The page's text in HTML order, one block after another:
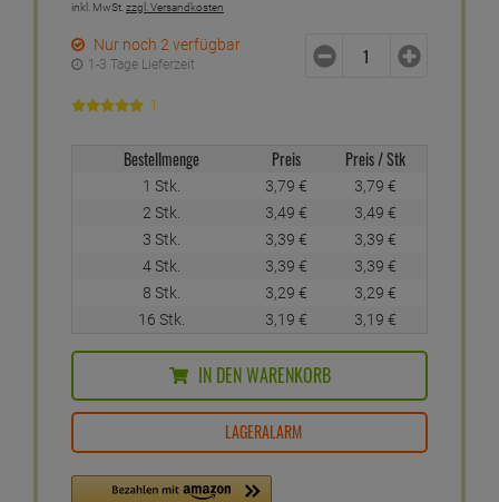
inkl. MwSt.zzgl. Versandkosten
Nur noch 2 verfügbar
1-3 Tage Lieferzeit
1
Bestellmenge Preis Preis / Stk
1 Stk. 3,79 € 3,79 €
2 Stk.
3,49 € 3,49 €
3 Stk.
3,39 € 3,39 €
4 Stk.
3,39 € 3,39 €
8 Stk.
3,29 € 3,29 €
16 Stk.
3,19 € 3,19 €
IN DEN WARENKORB
LAGERALARM